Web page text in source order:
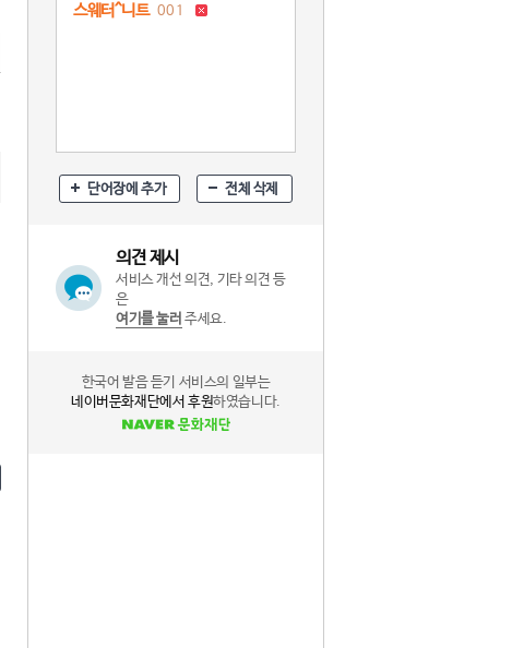
스웨터^니트 001
단어장에 추가 전체 삭제
의견 제시
서비스 개선 의견, 기타 의견 등
은
여기를 눌러 주세요.
한국어 발음 듣기 서비스의 일부는
네이버문화재단에서 후원하였습니다.